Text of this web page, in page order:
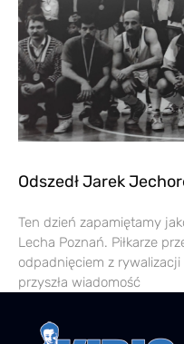
Odszedł Jarek
Ten dzień zapamiętamy
Lecha Poznań. Piłkarze
odpadnięciem z rywalizacji
przyszła wiadomość